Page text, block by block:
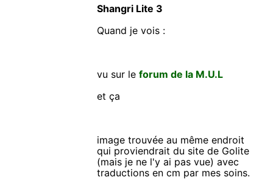
Shangri Lite 3
Quand je vois :
vu sur leforum de la M.U.L
et ça
image trouvée au même endroit
qui proviendrait du site de Golite
(mais je ne l'y ai pas vue) avec
traductions en cm par mes soins.